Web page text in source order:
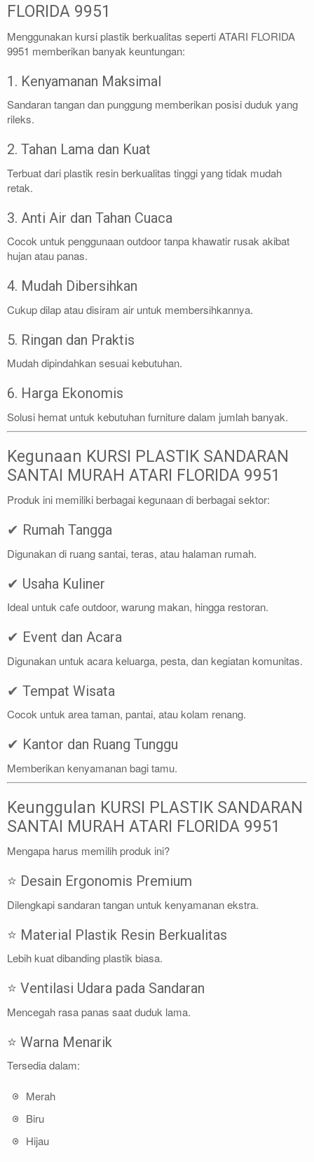
FLORIDA 9951
Menggunakan kursi plastik berkualitas seperti ATARI FLORIDA
9951 memberikan banyak keuntungan:
1. Kenyamanan Maksimal
Sandaran tangan dan punggung memberikan posisi duduk yang
rileks.
2. Tahan Lama dan Kuat
Terbuat dari plastik resin berkualitas tinggi yang tidak mudah
retak.
3. Anti Air dan Tahan Cuaca
Cocok untuk penggunaan outdoor tanpa khawatir rusak akibat
hujan atau panas.
4. Mudah Dibersihkan
Cukup dilap atau disiram air untuk membersihkannya.
5. Ringan dan Praktis
Mudah dipindahkan sesuai kebutuhan.
6. Harga Ekonomis
Solusi hemat untuk kebutuhan furniture dalam jumlah banyak.
Kegunaan KURSI PLASTIK SANDARAN
SANTAI MURAH ATARI FLORIDA 9951
Produk ini memiliki berbagai kegunaan di berbagai sektor:
✔ Rumah Tangga
Digunakan di ruang santai, teras, atau halaman rumah.
✔ Usaha Kuliner
Ideal untuk cafe outdoor, warung makan, hingga restoran.
✔ Event dan Acara
Digunakan untuk acara keluarga, pesta, dan kegiatan komunitas.
✔ Tempat Wisata
Cocok untuk area taman, pantai, atau kolam renang.
✔ Kantor dan Ruang Tunggu
Memberikan kenyamanan bagi tamu.
Keunggulan KURSI PLASTIK SANDARAN
SANTAI MURAH ATARI FLORIDA 9951
Mengapa harus memilih produk ini?
⭐ Desain Ergonomis Premium
Dilengkapi sandaran tangan untuk kenyamanan ekstra.
⭐ Material Plastik Resin Berkualitas
Lebih kuat dibanding plastik biasa.
⭐ Ventilasi Udara pada Sandaran
Mencegah rasa panas saat duduk lama.
⭐ Warna Menarik
Tersedia dalam:
Merah
Biru
Hijau